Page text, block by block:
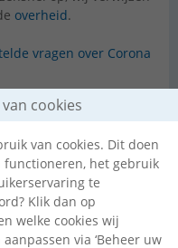
overheid.
vragen over Corona
cookies
van cookies. Dit doen
het gebruik
te
Klik dan op
welke cookies wij
via ‘Beheer uw